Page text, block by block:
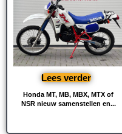
Honda MT, MB, MBX, MTX of
NSR nieuw samenstellen en...
Lees verder